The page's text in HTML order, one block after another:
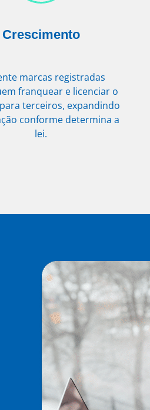
Crescimento
marcas registradas
franquear e licenciar o
terceiros, expandindo
conforme determina a
lei.